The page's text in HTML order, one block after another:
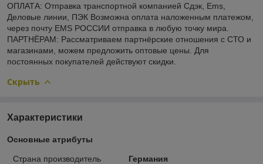
ОПЛАТА: Отправка транспортной компанией Сдэк, Ems,
Деловые линии, ПЭК Возможна оплата наложенным платежом,
через почту EMS РОССИИ отправка в любую точку мира.
ПАРТНЁРАМ: Рассматриваем партнёрские отношения с СТО и
магазинами, можем предложить оптовые цены. Для
постоянных покупателей действуют скидки.
Скрыть
Характеристики
Основные атрибуты
Страна производитель Германия